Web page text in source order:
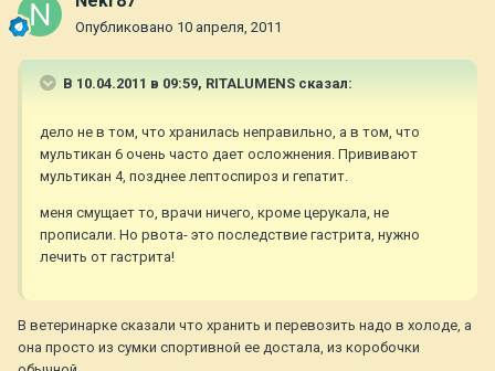
Опубликовано 10 апреля, 2011
В 10.04.2011 в 09:59, RITALUMENS сказал:
дело не в том, что хранилась неправильно, а в том, что
мультикан 6 очень часто дает осложнения. Прививают
мультикан 4, позднее лептоспироз и гепатит.
меня смущает то, врачи ничего, кроме церукала, не
прописали. Но рвота- это последствие гастрита, нужно
лечить от гастрита!
В ветеринарке сказали что хранить и перевозить надо в холоде, а
она просто из сумки спортивной ее достала, из коробочки